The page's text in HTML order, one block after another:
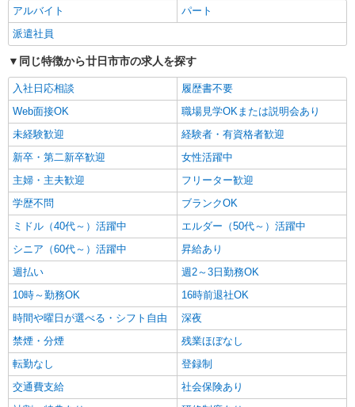
キープ 詳細を見る
派遣社員
株式会社kotrio /●HR-H-2093180
≪宮内串戸駅≫年齢不問！０からスタートでも
活躍できる看護助手♪
時給1350円〜1937円 ＜日払い有/週払い有/交
通費全支給(ガソリン代含む)＞
詳細を見る
アルバイト
パート
派遣社員
同じ特徴から廿日市市の求人を探す
入社日応相談
履歴書不要
Web面接OK
職場見学OKまたは説明会あり
未経験歓迎
経験者・有資格者歓迎
新卒・第二新卒歓迎
女性活躍中
主婦・主夫歓迎
フリーター歓迎
学歴不問
ブランクOK
ミドル（40代～）活躍中
エルダー（50代～）活躍中
シニア（60代～）活躍中
昇給あり
週払い
週2～3日勤務OK
10時～勤務OK
16時前退社OK
時間や曜日が選べる・シフト自由
深夜
禁煙・分煙
残業ほぼなし
転勤なし
登録制
交通費支給
社会保険あり